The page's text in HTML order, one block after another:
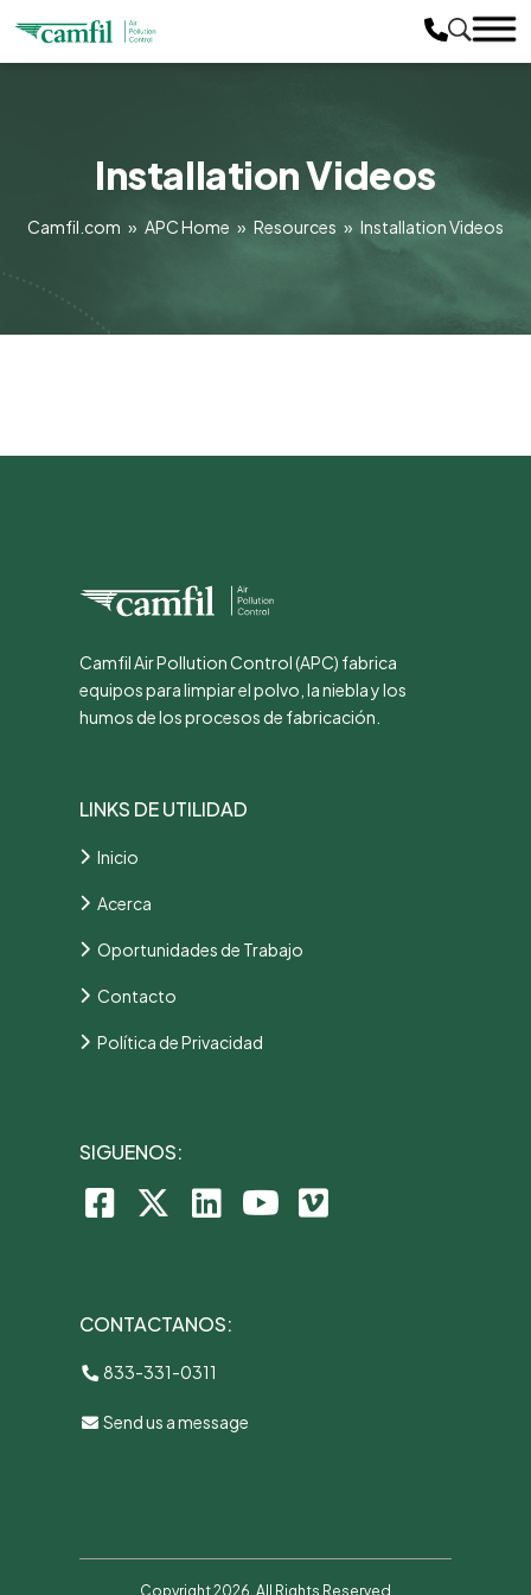
Installation Videos
Camfil.com » APC Home » Resources » Installation Videos
Camfil Air Pollution Control (APC) fabrica
equipos para limpiar el polvo, la niebla y los
humos de los procesos de fabricación.
LINKS DE UTILIDAD
Inicio
Acerca
Oportunidades de Trabajo
Contacto
Política de Privacidad
SIGUENOS:
CONTACTANOS:
833-331-0311
Send us a message
Copyright 2026. All Rights Reserved